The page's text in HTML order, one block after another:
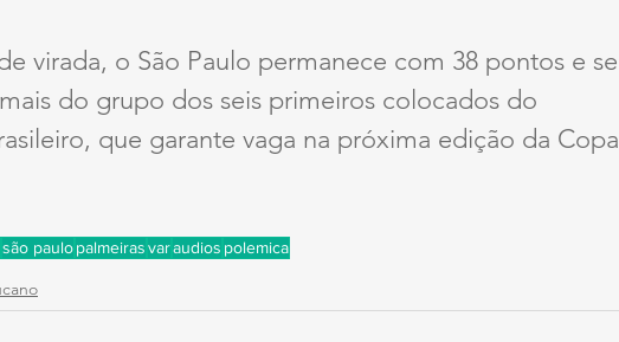
virada, o São Paulo permanece com 38 pontos e se
do grupo dos seis primeiros colocados do
que garante vaga na próxima edição da Copa
são paulopalmeirasvaraudios polemica